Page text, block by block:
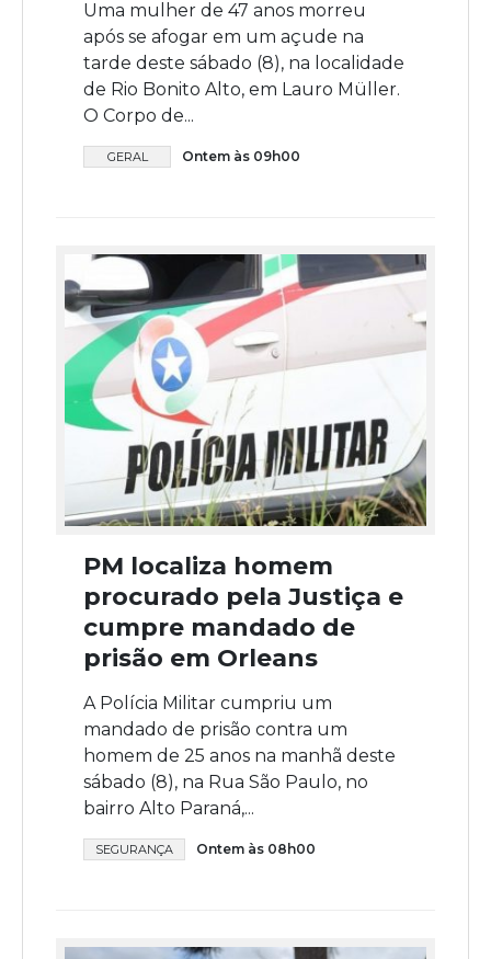
Uma mulher de 47 anos morreu
após se afogar em um açude na
tarde deste sábado (8), na localidade
de Rio Bonito Alto, em Lauro Müller.
O Corpo de...
GERAL Ontem às 09h00
PM localiza homem
procurado pela Justiça e
cumpre mandado de
prisão em Orleans
A Polícia Militar cumpriu um
mandado de prisão contra um
homem de 25 anos na manhã deste
sábado (8), na Rua São Paulo, no
bairro Alto Paraná,...
SEGURANÇA Ontem às 08h00